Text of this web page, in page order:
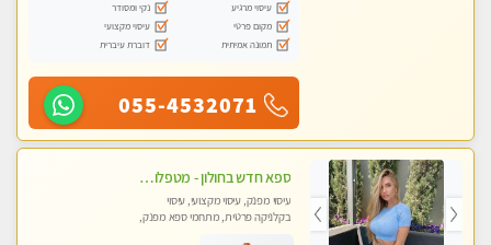
עיסוי מרגיע
נקי ומסודר
מקום פרטי
עיסוי מקצועי
תמונה אמיתית
דוברת עיברית
055-4532071
ספא חדש בחולון - מטפלות מקצועיות ברמה גבוהה מומלץ מאוד !!! . . highly recommended..new in the city -אין פרטים נוספים במקום -ללא מין !!ממתינה לך שתגיע
עיסוי מפנק, עיסוי מקצועי, עיסוי
בקלניקה פרטית, מתחמי ספא מפנק,